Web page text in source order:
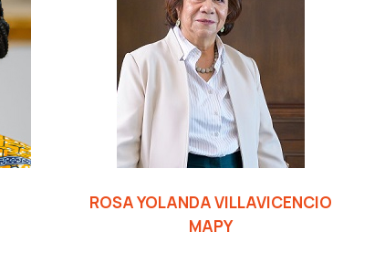
ROSA YOLANDA VILLAVICENCIO
MAPY